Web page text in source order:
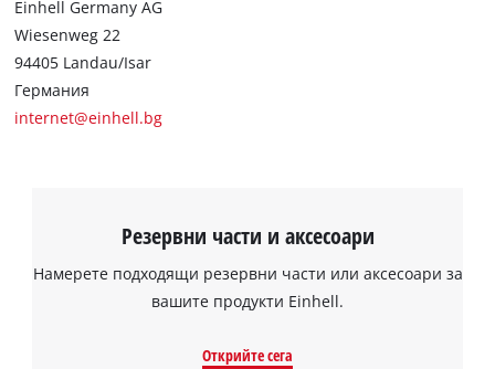
This content is not permitted to load due
to trackers that are not disclosed to the
visitor. The website owner needs to setup
Einhell Germany AG
Wiesenweg 22
94405 Landau/Isar
Германия
internet@einhell.bg
Резервни части и аксесоари
Намерете подходящи резервни части или аксесоари за
вашите продукти Einhell.
Открийте сега